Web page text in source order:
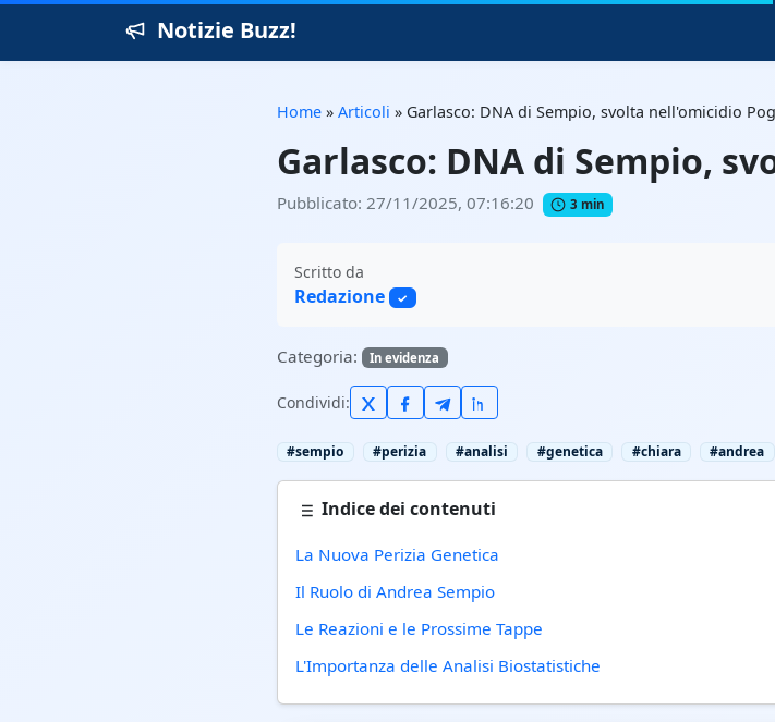
Notizie Buzz!
Home » Articoli » Garlasco: DNA di Sempio, svolta nell'omicidio
Garlasco: DNA di Sempio,
Pubblicato: 27/11/2025, 07:16:20 3 min
Scritto da
Redazione ✓
Categoria: In evidenza
Condividi:
#sempio #perizia #analisi #genetica #chiara #andrea
Indice dei contenuti
La Nuova Perizia Genetica
Il Ruolo di Andrea Sempio
Le Reazioni e le Prossime Tappe
L'Importanza delle Analisi Biostatistiche